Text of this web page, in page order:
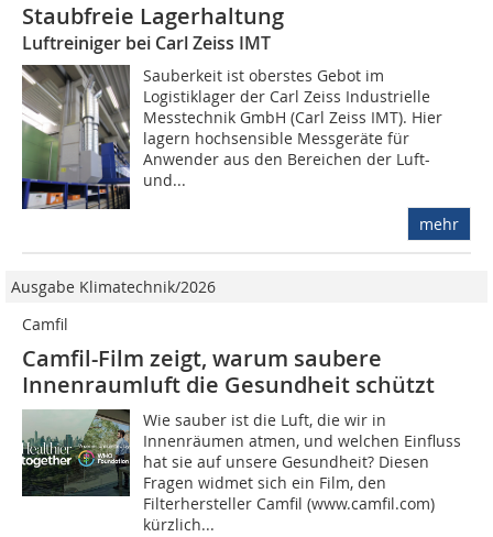
Staubfreie Lagerhaltung
Luftreiniger bei Carl Zeiss IMT
Sauberkeit ist oberstes Gebot im
Logistiklager der Carl Zeiss Industrielle
Messtechnik GmbH (Carl Zeiss IMT). Hier
lagern hochsensible Messgeräte für
Anwender aus den Bereichen der Luft-
und...
mehr
Ausgabe Klimatechnik/2026
Camfil
Camfil-Film zeigt, warum saubere
Innenraumluft die Gesundheit schützt
Wie sauber ist die Luft, die wir in
Innenräumen atmen, und welchen Einfluss
hat sie auf unsere Gesundheit? Diesen
Fragen widmet sich ein Film, den
Filterhersteller Camfil (www.camfil.com)
kürzlich...